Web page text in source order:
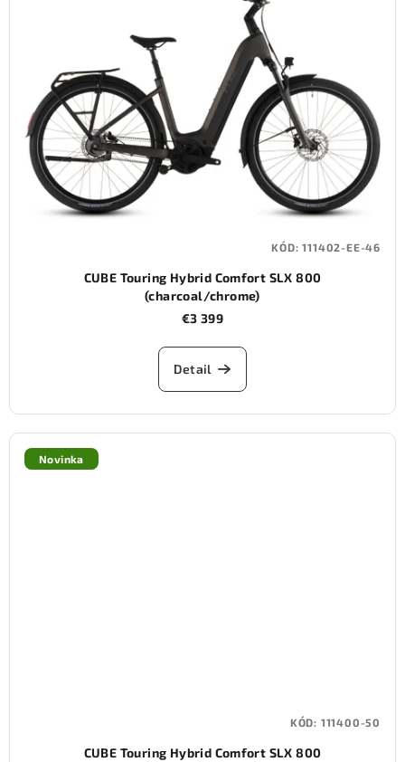
CUBE Touring Hybrid Comfort SLX 800
(charcoal/chrome)
€3 399
Detail
KÓD:111402-EE-46
Novinka
CUBE Touring Hybrid Comfort SLX 800
KÓD: 111400-50